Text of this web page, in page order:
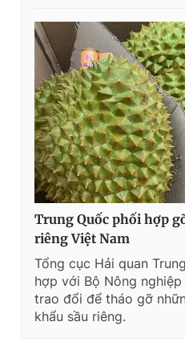
Trung Quốc phối hợp
riêng Việt Nam
Tổng cục Hải quan
hợp với Bộ Nông
trao đổi để tháo gỡ
khẩu sầu riêng.